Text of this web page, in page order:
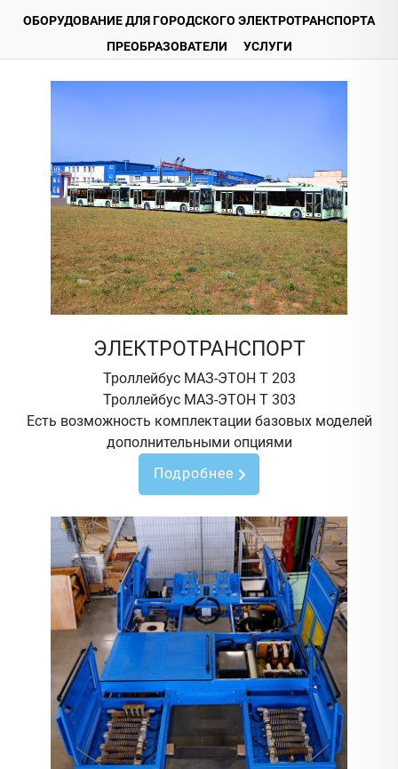
ОБОРУДОВАНИЕ ДЛЯ ГОРОДСКОГО ЭЛЕКТРОТРАНСПОРТА
ПРЕОБРАЗОВАТЕЛИ
УСЛУГИ
ЭЛЕКТРОТРАНСПОРТ
Троллейбус МАЗ-ЭТОН Т 203
Троллейбус МАЗ-ЭТОН Т 303
Есть возможность комплектации базовых моделей
дополнительными опциями
Подробнее